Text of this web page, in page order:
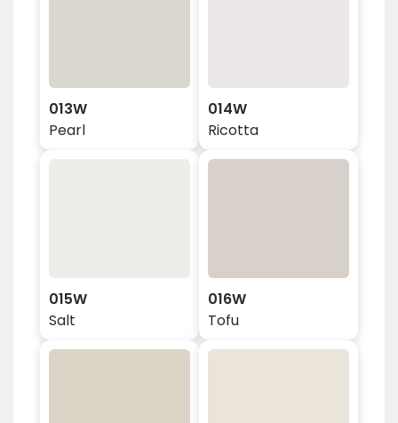
013W
Pearl
014W
Ricotta
015W
Salt
016W
Tofu